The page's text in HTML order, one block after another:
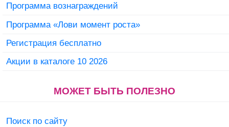
Программа вознаграждений
Программа «Лови момент роста»
Регистрация бесплатно
Акции в каталоге 10 2026
МОЖЕТ БЫТЬ ПОЛЕЗНО
Поиск по сайту